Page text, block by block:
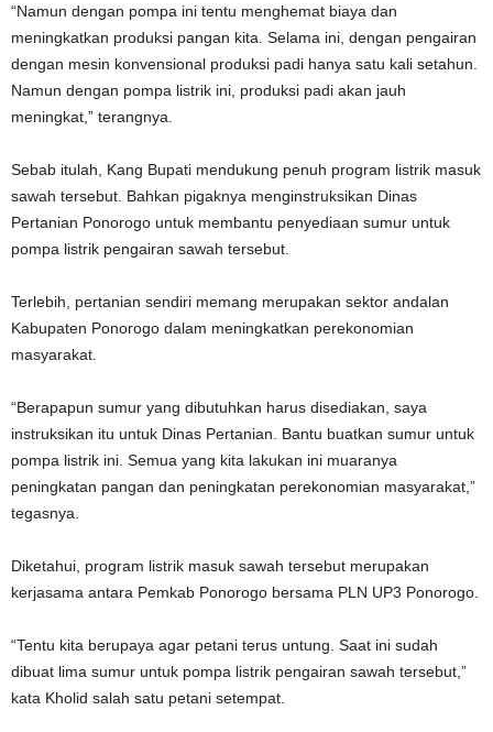
“Namun dengan pompa ini tentu menghemat biaya dan
meningkatkan produksi pangan kita. Selama ini, dengan pengairan
dengan mesin konvensional produksi padi hanya satu kali setahun.
Namun dengan pompa listrik ini, produksi padi akan jauh
meningkat,” terangnya.
Sebab itulah, Kang Bupati mendukung penuh program listrik masuk
sawah tersebut. Bahkan pigaknya menginstruksikan Dinas
Pertanian Ponorogo untuk membantu penyediaan sumur untuk
pompa listrik pengairan sawah tersebut.
Terlebih, pertanian sendiri memang merupakan sektor andalan
Kabupaten Ponorogo dalam meningkatkan perekonomian
masyarakat.
“Berapapun sumur yang dibutuhkan harus disediakan, saya
instruksikan itu untuk Dinas Pertanian. Bantu buatkan sumur untuk
pompa listrik ini. Semua yang kita lakukan ini muaranya
peningkatan pangan dan peningkatan perekonomian masyarakat,”
tegasnya.
Diketahui, program listrik masuk sawah tersebut merupakan
kerjasama antara Pemkab Ponorogo bersama PLN UP3 Ponorogo.
“Tentu kita berupaya agar petani terus untung. Saat ini sudah
dibuat lima sumur untuk pompa listrik pengairan sawah tersebut,”
kata Kholid salah satu petani setempat.